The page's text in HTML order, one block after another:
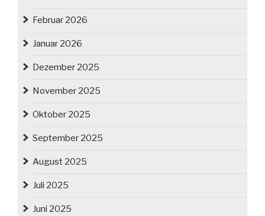
Februar 2026
Januar 2026
Dezember 2025
November 2025
Oktober 2025
September 2025
August 2025
Juli 2025
Juni 2025